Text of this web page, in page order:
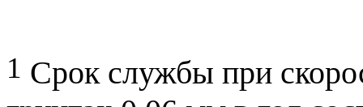
1 Срок службы при